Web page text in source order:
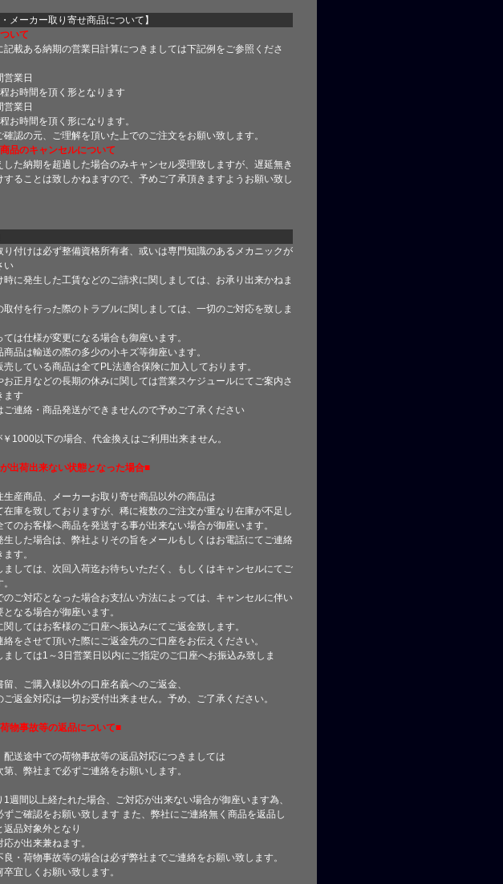
メーカー取り寄せ商品について】
いて
記載ある納期の営業日計算につきましては下記例をご参照くださ
営業日
お時間を頂く形となります
営業日
お時間を頂く形になります。
確認の元、ご理解を頂いた上でのご注文をお願い致します。
品のキャンセルについて
した納期を超過した場合のみキャンセル受理致しますが、遅延無き
することは致しかねますので、予めご了承頂きますようお願い致し
り付けは必ず整備資格所有者、或いは専門知識のあるメカニックが
い
に発生した工賃などのご請求に関しましては、お承り出来かねま
付を行った際のトラブルに関しましては、一切のご対応を致しま
ては仕様が変更になる場合も御座います。
商品は輸送の際の多少の小キズ等御座います。
売している商品は全てPL法適合保険に加入しております。
お正月などの長期の休みに関しては営業スケジュールにてご案内さ
ます
ご連絡・商品発送ができませんので予めご了承ください
1000以下の場合、代金換えはご利用出来ません。
出荷出来ない状態となった場合■
生産商品、メーカーお取り寄せ商品以外の商品は
在庫を致しておりますが、稀に複数のご注文が重なり在庫が不足し
てのお客様へ商品を発送する事が出来ない場合が御座います。
生した場合は、弊社よりその旨をメールもしくはお電話にてご連絡
す。
ましては、次回入荷迄お待ちいただく、もしくはキャンセルにてご
のご対応となった場合お支払い方法によっては、キャンセルに伴い
となる場合が御座います。
関してはお客様のご口座へ振込みにてご返金致します。
絡をさせて頂いた際にご返金先のご口座をお伝えください。
ましては1～3日営業日以内にご指定のご口座へお振込み致しま
留、ご購入様以外の口座名義へのご返金、
ご返金対応は一切お受付出来ません。予め、ご了承ください。
物事故等の返品について■
配送途中での荷物事故等の返品対応につきましては
、弊社まで必ずご連絡をお願いします。
1週間以上経たれた場合、ご対応が出来ない場合が御座います為、
ずご確認をお願い致します また、弊社にご連絡無く商品を返品し
返品対象外となり
が出来兼ねます。
良・荷物事故等の場合は必ず弊社までご連絡をお願い致します。
卒宜しくお願い致します。